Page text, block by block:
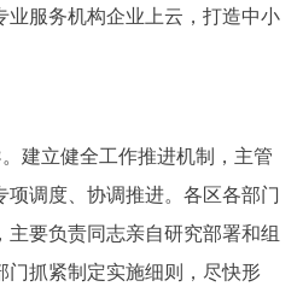
业服务机构企业上云，打造中小
立健全工作推进机制，主管
项调度、协调推进。各区各部门
要负责同志亲自研究部署和组
门抓紧制定实施细则，尽快形